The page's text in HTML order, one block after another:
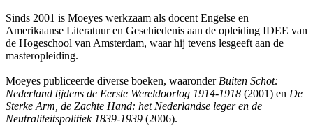
Sinds 2001 is Moeyes werkzaam als docent Engelse en
Amerikaanse Literatuur en Geschiedenis aan de opleiding IDEE van
de Hogeschool van Amsterdam, waar hij tevens lesgeeft aan de
masteropleiding.
Moeyes publiceerde diverse boeken, waaronder Buiten Schot:
Nederland tijdens de Eerste Wereldoorlog 1914-1918 (2001) en De
Sterke Arm, de Zachte Hand: het Nederlandse leger en de
Neutraliteitspolitiek 1839-1939 (2006).